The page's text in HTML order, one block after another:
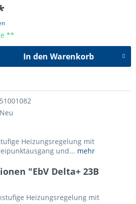
**
In den Warenkorb
51001082
Neu
Heizungsregelung mit
und... mehr
"EbV Delta+ 23B
Heizungsregelung mit